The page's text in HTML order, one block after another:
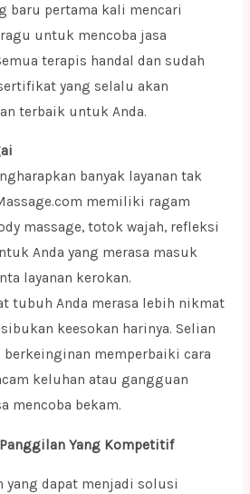
baru pertama kali mencari
untuk mencoba jasa
terapis handal dan sudah
yang selalu akan
terbaik untuk Anda.
banyak layanan tak
memiliki ragam
massage, totok wajah, refleksi
Anda yang merasa masuk
layanan kerokan.
tubuh Anda merasa lebih nikmat
keesokan harinya. Selian
memperbaiki cara
keluhan atau gangguan
mencoba bekam.
Yang Kompetitif
yang dapat menjadi solusi